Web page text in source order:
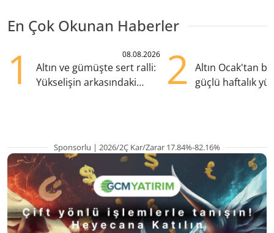
En Çok Okunan Haberler
1 08.08.2026
Altın ve gümüşte sert ralli:
Yükselişin arkasındaki
2
Altın Ocak'tan
güçlü haftalık
Sponsorlu | 2026/2Ç Kar/Zarar 17.84%-82.16%